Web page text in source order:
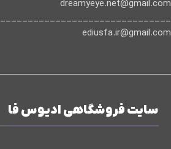
dreamyeye.net@gmail.com
_______________________________
ediusfa.ir@gmail.com
سایت فروشگاهی ادیوس فا